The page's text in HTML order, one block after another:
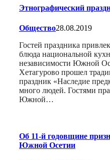
Этнографический
Общество28.08.2019
Гостей праздника
блюда национальной
независимости Южной
Хетагурово прошел
праздник «Наследие
много людей. Гостями
Южной…
Об 11-й годовщине
Южной Осетии